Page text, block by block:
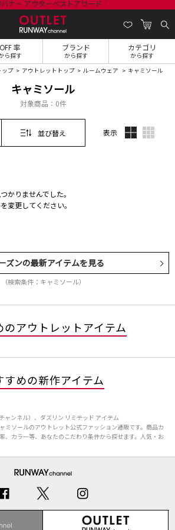
OFF 率
ら探す
ブランド
から探す
カテゴリ
から探す
ップ アウトレットトップ ルームウェア キャミソール
キャミソール
対象商品： 0件
並び替え 表示
かりませんでした。
変更してください。
ズンの最新アイテムを見る
（検索条件：キャミソール）
のアウトレットアイテム
すめの新作アイテム
ャンネル）、ダズリン リミテッド アイテム
ミソールのアウトレット公式ファッション通販です。商品カ
、カラー等、あなたのこだわり条件から探せます。人気・お